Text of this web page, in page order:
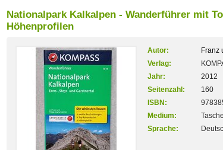
Nationalpark Kalkalpen - Wanderführer mit
Höhenprofilen
Autor: Franz
Verlag:
Jahr:
2012
Seitenzahl:
160
ISBN:
Medium:
Sprache: